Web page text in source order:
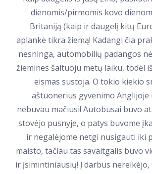
dienomis/pirmomis kovo
Britaniją (kaip ir daugelį kitų
aplankė tikra žiemą! Kadangi čia
nesninga, automobilių padangos
žiemines šaltuoju metų laiku, todėl
eismas sustoja. O tokio kiekio
aštuonerius gyvenimo Anglijoje
nebuvau mačiusi! Autobusai buvo
stovėjo pusnyje, o patys buvome
ir negalėjome netgi nusigauti iki
maisto, tačiau tas savaitgalis buvo
ir įsimintiniausių! Į darbus